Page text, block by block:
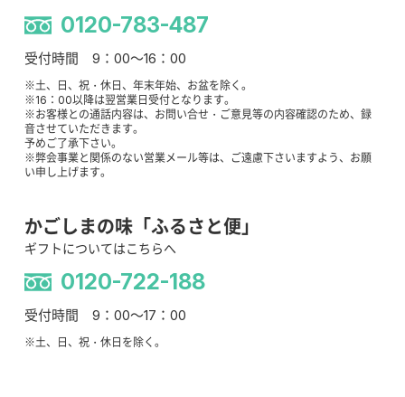
0120-783-487
受付時間 9：00～16：00
※土、日、祝・休日、年末年始、お盆を除く。
※16：00以降は翌営業日受付となります。
※お客様との通話内容は、お問い合せ・ご意見等の内容確認のため、録
音させていただきます。
予めご了承下さい。
※弊会事業と関係のない営業メール等は、ご遠慮下さいますよう、お願
い申し上げます。
かごしまの味「ふるさと便」
ギフトについてはこちらへ
0120-722-188
受付時間 9：00～17：00
※土、日、祝・休日を除く。